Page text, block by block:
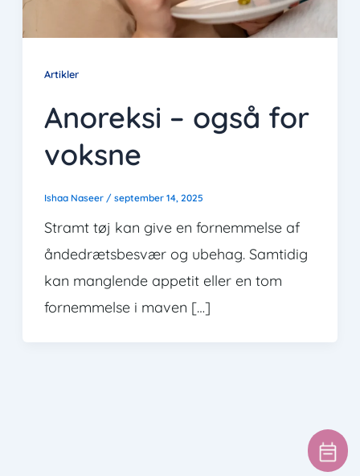
Artikler
Anoreksi – også for
voksne
Ishaa Naseer / september 14, 2025
Stramt tøj kan give en fornemmelse af
åndedrætsbesvær og ubehag. Samtidig
kan manglende appetit eller en tom
fornemmelse i maven […]